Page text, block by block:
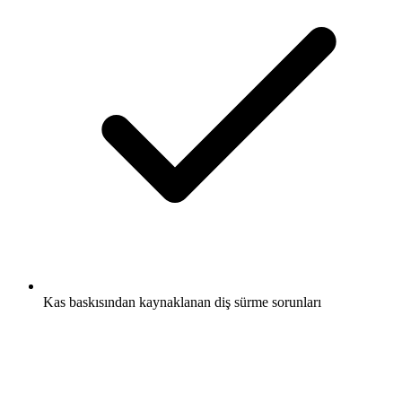
Kas baskısından kaynaklanan diş sürme sorunları